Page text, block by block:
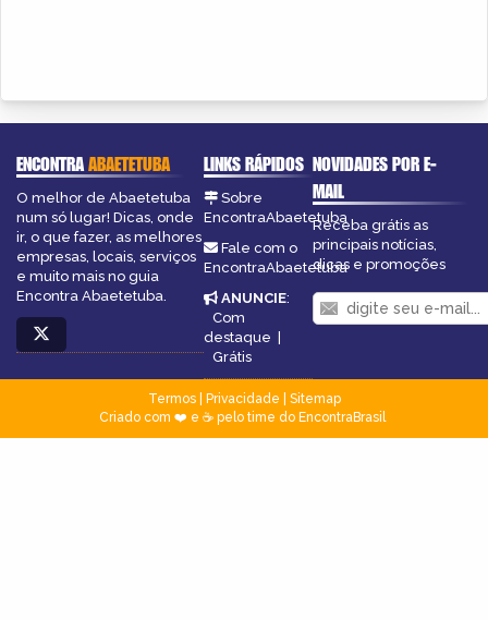
ENCONTRAABAETETUBA
O melhor de Abaetetuba
num só lugar! Dicas, onde
ir, o que fazer, as melhores
empresas, locais, serviços
e muito mais no guia
Encontra Abaetetuba.
LINKS RÁPIDOS
Sobre
EncontraAbaetetuba
Fale com o
EncontraAbaetetuba
ANUNCIE:
Com
destaque |
Grátis
NOVIDADES POR E-
MAIL
Receba grátis as
principais notícias,
dicas e promoções
Termos| Privacidade
Sitemap
Criado com ❤️ e ☕ pelo time do EncontraBrasil